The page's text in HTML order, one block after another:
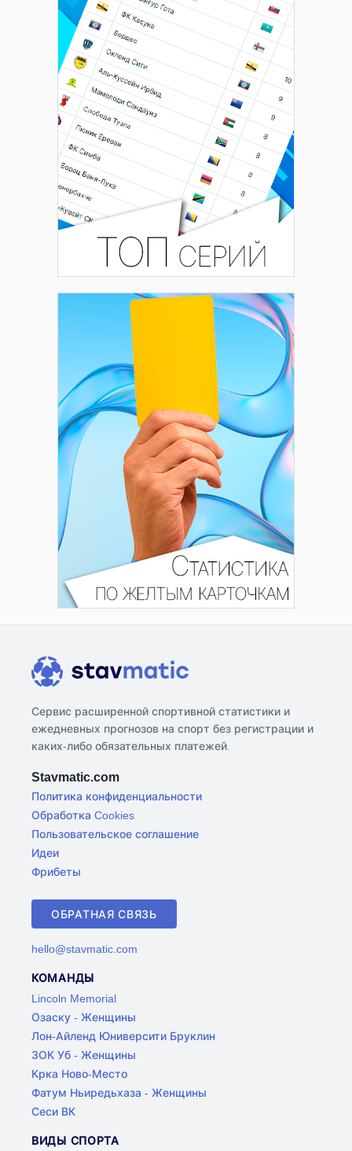
Сервис расширенной спортивной статистики и
ежедневных прогнозов на спорт без регистрации и
каких-либо обязательных платежей.
Stavmatic.com
Политика конфиденциальности
Обработка Cookies
Пользовательское соглашение
Идеи
Фрибеты
ОБРАТНАЯ СВЯЗЬ
hello@stavmatic.com
КОМАНДЫ
Lincoln Memorial
Озаску - Женщины
Лон-Айленд Юниверсити Бруклин
ЗОК Уб - Женщины
Крка Ново-Место
Фатум Ньиредьхаза - Женщины
Сеси ВК
ВИДЫ СПОРТА